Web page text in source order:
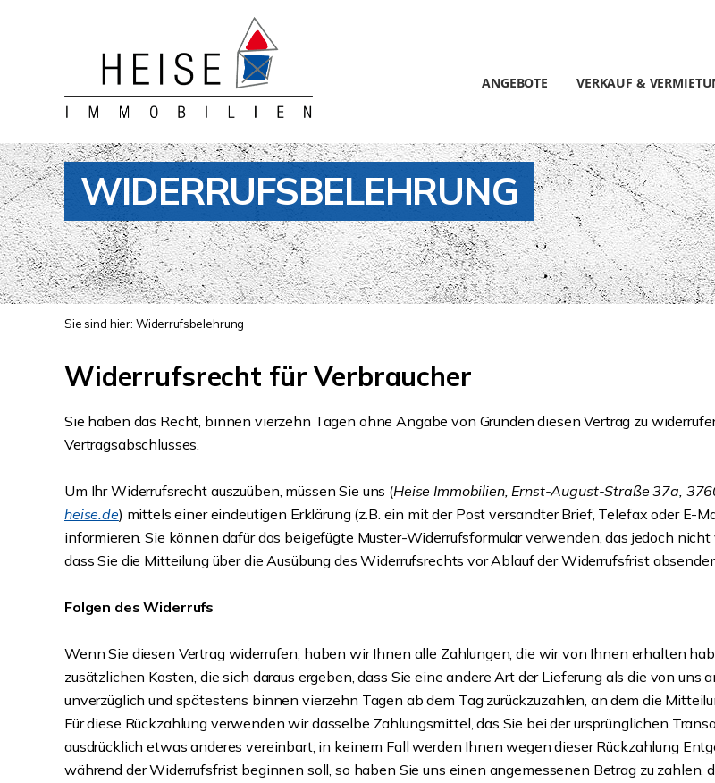
ANGEBOTE VERKAUF &
WIDERRUFSBELEHRUNG
Sie sind hier: Widerrufsbelehrung
Widerrufsrecht für Verbraucher
Sie haben das Recht, binnen vierzehn Tagen ohne Angabe von Gründen diesen Vertrag zu
Vertragsabschlusses.
Um Ihr Widerrufsrecht auszuüben, müssen Sie uns (Heise Immobilien, Ernst-August-Straße 37a,
heise.de) mittels einer eindeutigen Erklärung (z.B. ein mit der Post versandter Brief, Telefax oder E-
informieren. Sie können dafür das beigefügte Muster-Widerrufsformular verwenden, das jedoch
dass Sie die Mitteilung über die Ausübung des Widerrufsrechts vor Ablauf der Widerrufsfrist
Folgen des Widerrufs
Wenn Sie diesen Vertrag widerrufen, haben wir Ihnen alle Zahlungen, die wir von Ihnen erhalten
zusätzlichen Kosten, die sich daraus ergeben, dass Sie eine andere Art der Lieferung als die von
unverzüglich und spätestens binnen vierzehn Tagen ab dem Tag zurückzuzahlen, an dem die
Für diese Rückzahlung verwenden wir dasselbe Zahlungsmittel, das Sie bei der ursprünglichen
ausdrücklich etwas anderes vereinbart; in keinem Fall werden Ihnen wegen dieser Rückzahlung
während der Widerrufsfrist beginnen soll, so haben Sie uns einen angemessenen Betrag zu zahlen,